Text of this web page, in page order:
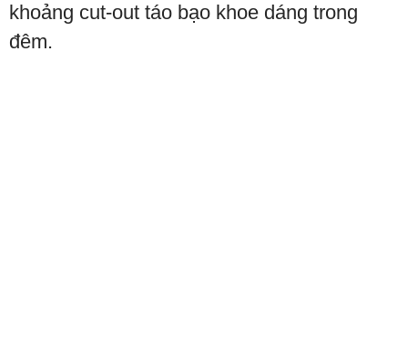
khoảng cut-out táo bạo khoe dáng trong
đêm.